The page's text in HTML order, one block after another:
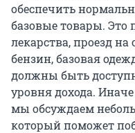
обеспечить
базовые товары. Это
лекарства, проезд
бензин, базовая
должны быть
уровня дохода.
мы обсуждаем
который поможет